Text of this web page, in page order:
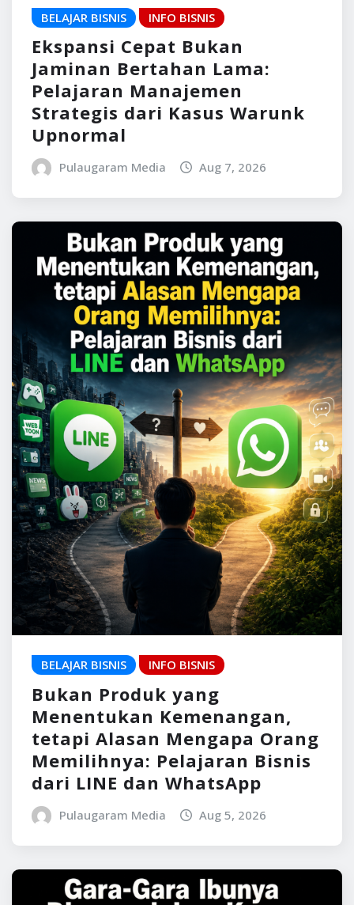
BELAJAR BISNIS INFO BISNIS
Ekspansi Cepat Bukan
Jaminan Bertahan Lama:
Pelajaran Manajemen
Strategis dari Kasus Warunk
Upnormal
Pulaugaram Media Aug 7, 2026
BELAJAR BISNIS INFO BISNIS
Bukan Produk yang
Menentukan Kemenangan,
tetapi Alasan Mengapa Orang
Memilihnya: Pelajaran Bisnis
dari LINE dan WhatsApp
Pulaugaram Media Aug 5, 2026